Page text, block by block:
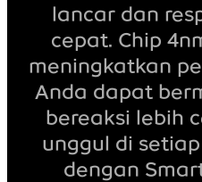
lancar dan
cepat. Chip
meningkatkan
Anda dapat
bereaksi lebih
unggul di
dengan